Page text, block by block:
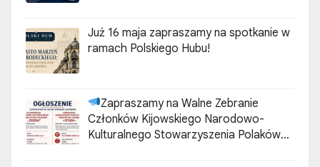
Już 16 maja zapraszamy na spotkanie w
ramach Polskiego Hubu!
Zapraszamy na Walne Zebranie
Członków Kijowskiego Narodowo-
Kulturalnego Stowarzyszenia Polaków